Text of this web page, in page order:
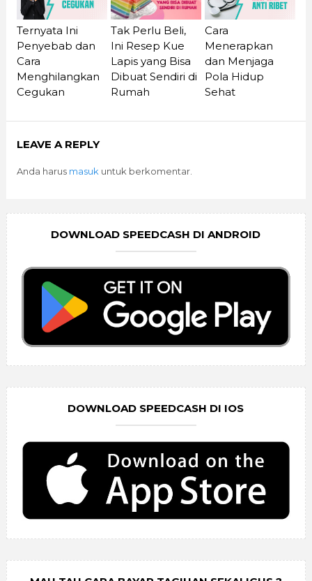
Ternyata Ini
Penyebab dan
Cara
Menghilangkan
Cegukan
Tak Perlu Beli,
Ini Resep Kue
Lapis yang Bisa
Dibuat Sendiri di
Rumah
Cara
Menerapkan
dan Menjaga
Pola Hidup
Sehat
LEAVE A REPLY
Anda harus masuk untuk berkomentar.
DOWNLOAD SPEEDCASH DI ANDROID
DOWNLOAD SPEEDCASH DI IOS